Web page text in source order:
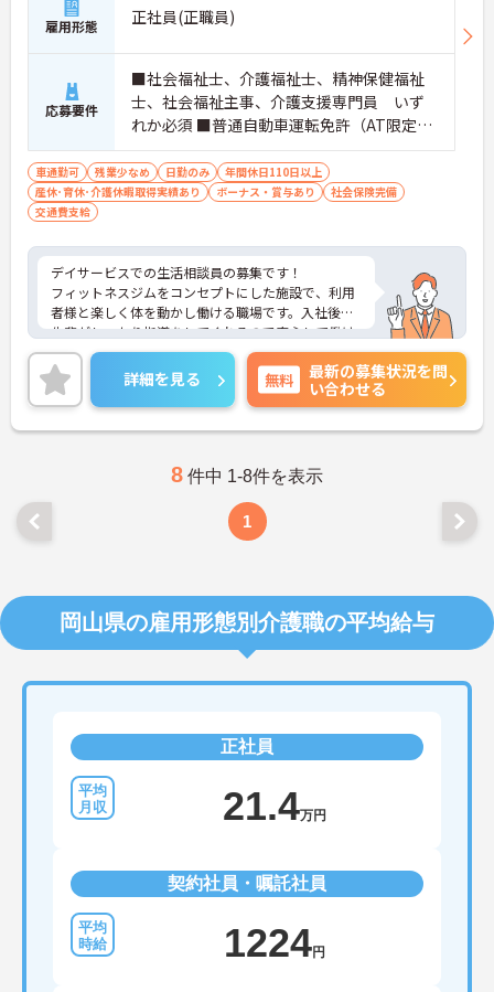
配置や夜間複数名体制が敷かれているため、業務に
追われることなくご利用者様のペースに合わせたサ
ポートが可能です。施設も専用設計で働きやすく、
ご自身の理想とする福祉を実践できる環境が整って
います。
雇用形態 正社員(正職員)
応募要件
■社会福祉士、介護福祉士、精神保健福祉
士、社会福祉主事、介護支援専門員 いず
れか必須 ■普通自動車運転免許（AT限定
可）必須
車通勤可 残業少なめ 日勤のみ
年間休日110日以上
産休･育休･介護休暇取得実績あり
ボーナス・賞与あり
社会保険完備
交通費支給
デイサービスでの生活相談員の募集です！
フィットネスジムをコンセプトにした施設で、利用
者様と楽しく体を動かし働ける職場です。入社後は
先輩がしっかり指導をしてくれるので安心して働け
ます！企業で多数展開しているドラッグストアにて
使える、社員割引購入制度があるのも嬉しいポイン
トです♪
ご興味のある方は面接ポイントをお伝えしますの
で、お気軽にご連絡ください。
詳細を見る 無料
最新の募集状況を問
い合わせる
8 件中 1-8件を表示
1
岡山県の雇用形態別介護職の平均給与
正社員
21.4万円
契約社員・嘱託社員
1224円